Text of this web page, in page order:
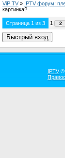
ViP TV » IPTV форум:
картинка?
Страница 1 из 3 1 2
IPTV©